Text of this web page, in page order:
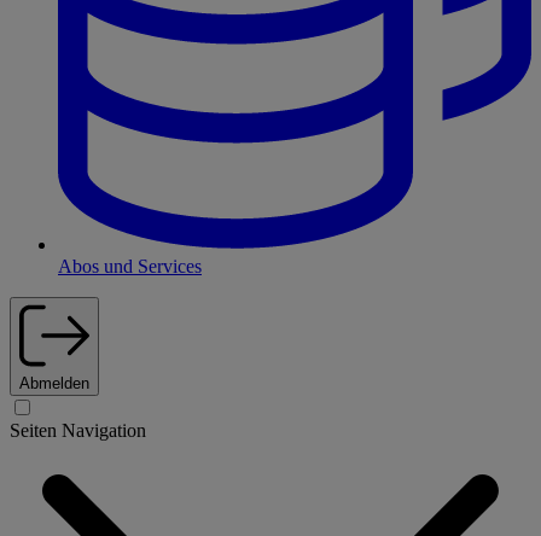
Abos und Services
Abmelden
Seiten Navigation